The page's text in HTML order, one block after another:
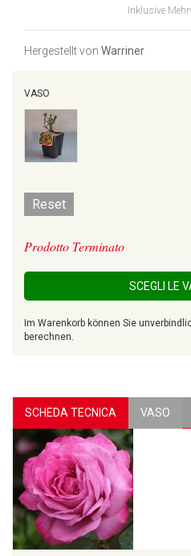
Inklusive
Hergestellt von Warriner
VASO
Reset
Prodotto Terminato
SCEGLI LE
Im Warenkorb können Sie
berechnen.
SCHEDA TECNICA VASO